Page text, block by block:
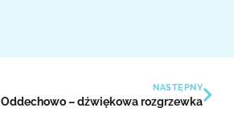
NASTĘPNY
Oddechowo – dźwiękowa rozgrzewka